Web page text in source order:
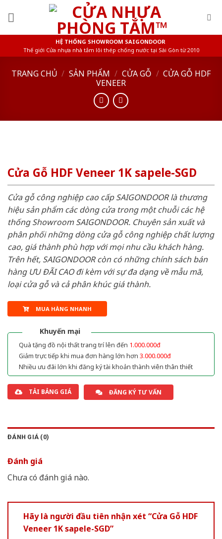
HỆ THỐNG SHOWROOM SAIGONDOOR
Thế giới Cửa nhựa nhà tắm lõi thép chống nước tại Sài Gòn từ 2010
TRANG CHỦ / SẢN PHẨM / CỬA GỖ / CỬA GỖ HDF
VENEER
Cửa Gỗ HDF Veneer 1K sapele-SGD
Cửa gỗ công nghiệp cao cấp SAIGONDOOR là thương
hiệu sản phẩm các dòng cửa trong một chuỗi các hệ
thống Showroom SAIGONDOOR. Chuyên sản xuất và
phân phối những dòng cửa gỗ công nghiệp chất lượng
cao, giá thành phù hợp với mọi nhu cầu khách hàng.
Trên hết, SAIGONDOOR còn có những chính sách bán
hàng ƯU ĐÃI CAO đi kèm với sự đa dạng về mẫu mã,
loại cửa gỗ và cả phân khúc giá thành.
MUA HÀNG NHANH
Khuyến mại
Quà tặng đồ nội thất trang trí lên đến 1.000.000đ
Giảm trực tiếp khi mua đơn hàng lớn hơn 3.000.000đ
Nhiều ưu đãi lớn khi đăng ký tài khoản thành viên thân thiết
TẢI BẢNG GIÁ ĐĂNG KÝ TƯ VẤN
ĐÁNH GIÁ (0)
Đánh giá
Chưa có đánh giá nào.
Hãy là người đầu tiên nhận xét “Cửa Gỗ HDF
Veneer 1K sapele-SGD”